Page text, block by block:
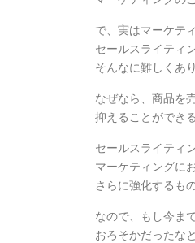
で、実はマーケテ
セールスライティ
そんなに難しくあ
なぜなら、商品を
抑えることができ
セールスライティ
マーケティングに
さらに強化するも
なので、もし今ま
おろそかだったな